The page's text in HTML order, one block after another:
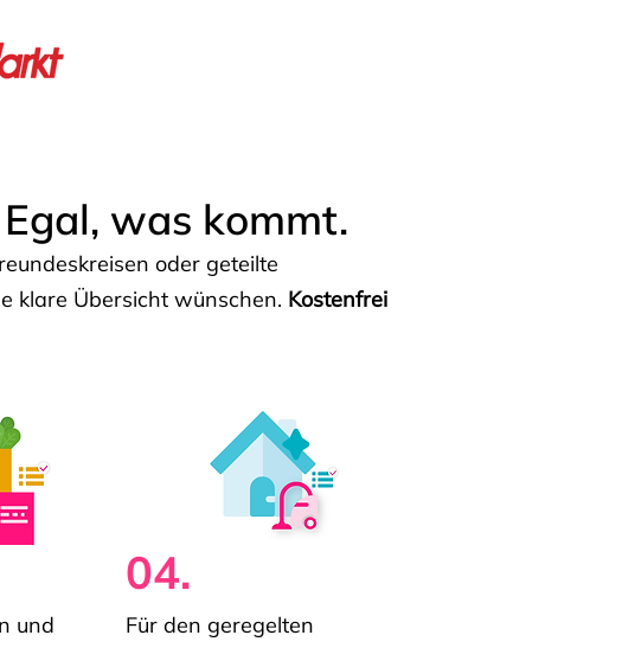
was kommt.
oder geteilte
klare Übersicht wünschen. Kostenfrei
und
04.
Für den geregelten